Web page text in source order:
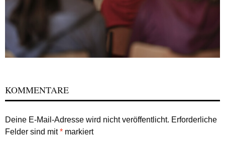
KOMMENTARE
Deine E-Mail-Adresse wird nicht veröffentlicht. Erforderliche
Felder sind mit* markiert